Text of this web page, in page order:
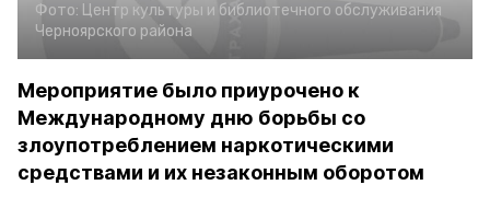
Фото: Центр культуры и библиотечного обслуживания
Черноярского района
Мероприятие было приурочено к
Международному дню борьбы со
злоупотреблением наркотическими
средствами и их незаконным оборотом